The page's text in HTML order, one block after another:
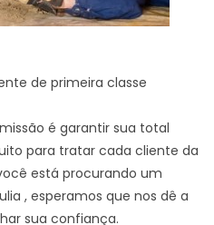
de primeira classe
é garantir sua total
para tratar cada cliente da
está procurando um
, esperamos que nos dê a
sua confiança.